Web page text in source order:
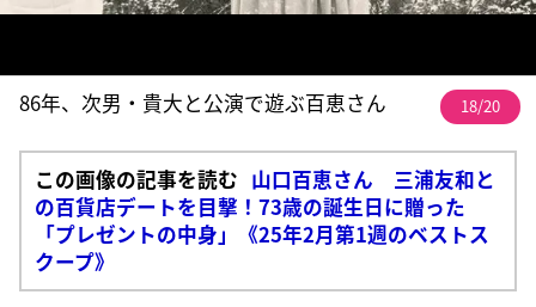
86年、次男・貴大と公演で遊ぶ百恵さん 18/20
この画像の記事を読む 山口百恵さん 三浦友和と
の百貨店デートを目撃！73歳の誕生日に贈った
「プレゼントの中身」《25年2月第1週のベストス
クープ》